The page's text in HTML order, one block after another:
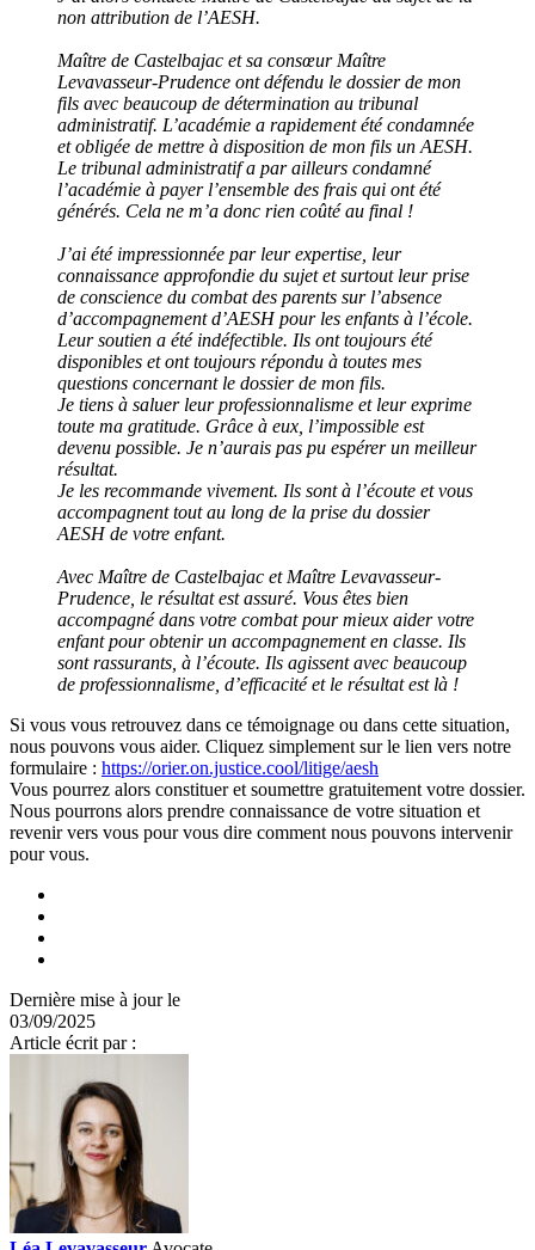
non attribution de l’AESH.
Maître de Castelbajac et sa consœur Maître
Levavasseur-Prudence ont défendu le dossier de mon
fils avec beaucoup de détermination au tribunal
administratif. L’académie a rapidement été condamnée
et obligée de mettre à disposition de mon fils un AESH.
Le tribunal administratif a par ailleurs condamné
l’académie à payer l’ensemble des frais qui ont été
générés. Cela ne m’a donc rien coûté au final !
J’ai été impressionnée par leur expertise, leur
connaissance approfondie du sujet et surtout leur prise
de conscience du combat des parents sur l’absence
d’accompagnement d’AESH pour les enfants à l’école.
Leur soutien a été indéfectible. Ils ont toujours été
disponibles et ont toujours répondu à toutes mes
questions concernant le dossier de mon fils.
Je tiens à saluer leur professionnalisme et leur exprime
toute ma gratitude. Grâce à eux, l’impossible est
devenu possible. Je n’aurais pas pu espérer un meilleur
résultat.
Je les recommande vivement. Ils sont à l’écoute et vous
accompagnent tout au long de la prise du dossier
AESH de votre enfant.
Avec Maître de Castelbajac et Maître Levavasseur-
Prudence, le résultat est assuré. Vous êtes bien
accompagné dans votre combat pour mieux aider votre
enfant pour obtenir un accompagnement en classe. Ils
sont rassurants, à l’écoute. Ils agissent avec beaucoup
de professionnalisme, d’efficacité et le résultat est là !
Si vous vous retrouvez dans ce témoignage ou dans cette situation,
nous pouvons vous aider. Cliquez simplement sur le lien vers notre
formulaire : https://orier.on.justice.cool/litige/aesh
Vous pourrez alors constituer et soumettre gratuitement votre dossier.
Nous pourrons alors prendre connaissance de votre situation et
revenir vers vous pour vous dire comment nous pouvons intervenir
pour vous.
Dernière mise à jour le
03/09/2025
Article écrit par :